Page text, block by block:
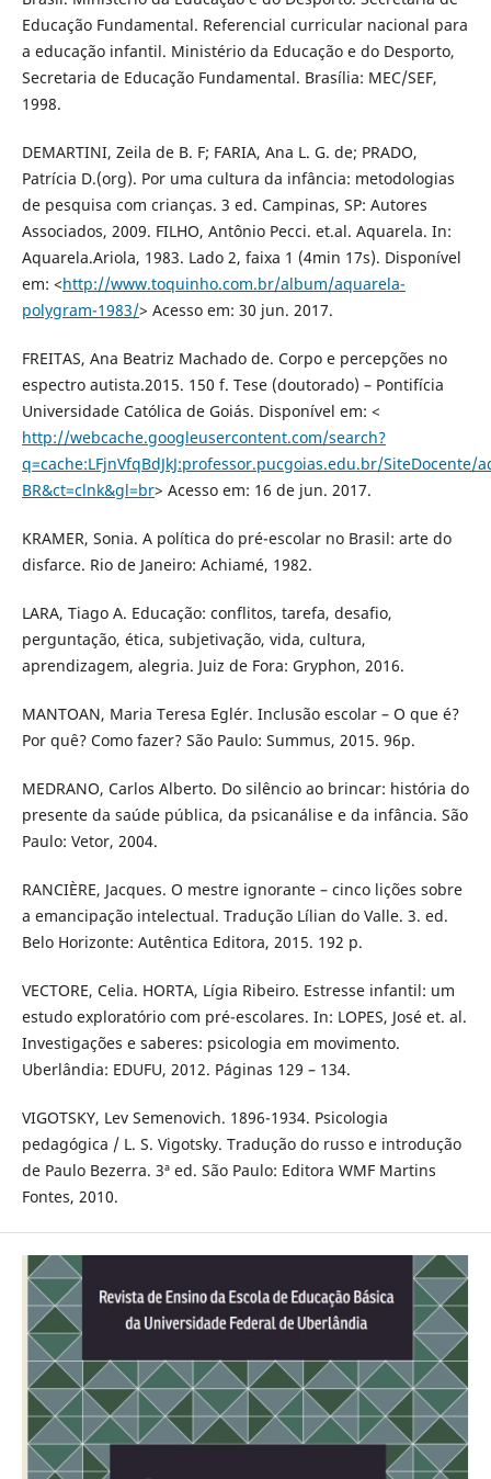
Educação Fundamental. Referencial curricular nacional para
a educação infantil. Ministério da Educação e do Desporto,
Secretaria de Educação Fundamental. Brasília: MEC/SEF,
1998.
DEMARTINI, Zeila de B. F; FARIA, Ana L. G. de; PRADO,
Patrícia D.(org). Por uma cultura da infância: metodologias
de pesquisa com crianças. 3 ed. Campinas, SP: Autores
Associados, 2009. FILHO, Antônio Pecci. et.al. Aquarela. In:
Aquarela.Ariola, 1983. Lado 2, faixa 1 (4min 17s). Disponível
em: <http://www.toquinho.com.br/album/aquarela-
polygram-1983/> Acesso em: 30 jun. 2017.
FREITAS, Ana Beatriz Machado de. Corpo e percepções no
espectro autista.2015. 150 f. Tese (doutorado) – Pontifícia
Universidade Católica de Goiás. Disponível em: <
http://webcache.googleusercontent.com/search?
q=cache:LFjnVfqBdJkJ:professor.pucgoias.edu.br/SiteDocente/
BR&ct=clnk&gl=br> Acesso em: 16 de jun. 2017.
KRAMER, Sonia. A política do pré-escolar no Brasil: arte do
disfarce. Rio de Janeiro: Achiamé, 1982.
LARA, Tiago A. Educação: conflitos, tarefa, desafio,
perguntação, ética, subjetivação, vida, cultura,
aprendizagem, alegria. Juiz de Fora: Gryphon, 2016.
MANTOAN, Maria Teresa Eglér. Inclusão escolar – O que é?
Por quê? Como fazer? São Paulo: Summus, 2015. 96p.
MEDRANO, Carlos Alberto. Do silêncio ao brincar: história do
presente da saúde pública, da psicanálise e da infância. São
Paulo: Vetor, 2004.
RANCIÈRE, Jacques. O mestre ignorante – cinco lições sobre
a emancipação intelectual. Tradução Lílian do Valle. 3. ed.
Belo Horizonte: Autêntica Editora, 2015. 192 p.
VECTORE, Celia. HORTA, Lígia Ribeiro. Estresse infantil: um
estudo exploratório com pré-escolares. In: LOPES, José et. al.
Investigações e saberes: psicologia em movimento.
Uberlândia: EDUFU, 2012. Páginas 129 – 134.
VIGOTSKY, Lev Semenovich. 1896-1934. Psicologia
pedagógica / L. S. Vigotsky. Tradução do russo e introdução
de Paulo Bezerra. 3ª ed. São Paulo: Editora WMF Martins
Fontes, 2010.